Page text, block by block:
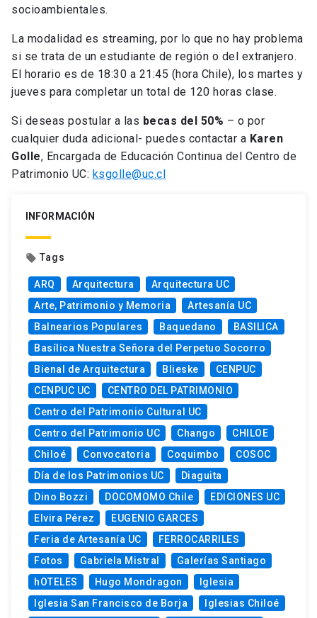
socioambientales.
La modalidad es streaming, por lo que no hay problema
si se trata de un estudiante de región o del extranjero.
El horario es de 18:30 a 21:45 (hora Chile), los martes y
jueves para completar un total de 120 horas clase.
Si deseas postular a las becas del 50% – o por
cualquier duda adicional- puedes contactar a Karen
Golle, Encargada de Educación Continua del Centro de
Patrimonio UC: ksgolle@uc.cl
INFORMACIÓN
local_offer Tags
ARQ Arquitectura
Arquitectura UC
Arte, Patrimonio y Memoria
Artesanía UC
Balnearios Populares
Baquedano
BASILICA
Basílica Nuestra Señora del Perpetuo Socorro
Bienal de Arquitectura
Blieske
CENPUC
CENPUC UC
CENTRO DEL PATRIMONIO
Centro del Patrimonio Cultural UC
Centro del Patrimonio UC
Chango
CHILOE
Chiloé
Convocatoria Coquimbo
COSOC
Día de los Patrimonios UC
Diaguita
Dino Bozzi
DOCOMOMO Chile
EDICIONES UC
Elvira Pérez
EUGENIO GARCES
Feria de Artesanía UC
FERROCARRILES
Fotos
Gabriela Mistral
Galerías Santiago
hOTELES
Hugo Mondragon
Iglesia
Iglesia San Francisco de Borja
Iglesias Chiloé